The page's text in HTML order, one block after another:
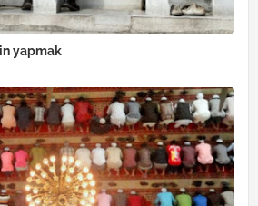
yapmak